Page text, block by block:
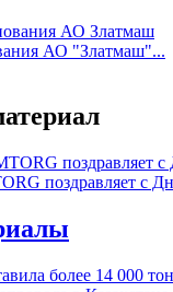
АО "Златмаш"...
поздравляет с